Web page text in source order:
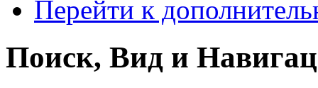
Перейти к
Поиск, Вид и